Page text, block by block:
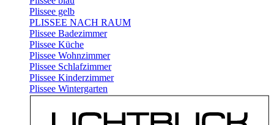
Plissee gelb
PLISSEE NACH RAUM
Plissee Badezimmer
Plissee Küche
Plissee Wohnzimmer
Plissee Schlafzimmer
Plissee Kinderzimmer
Plissee Wintergarten